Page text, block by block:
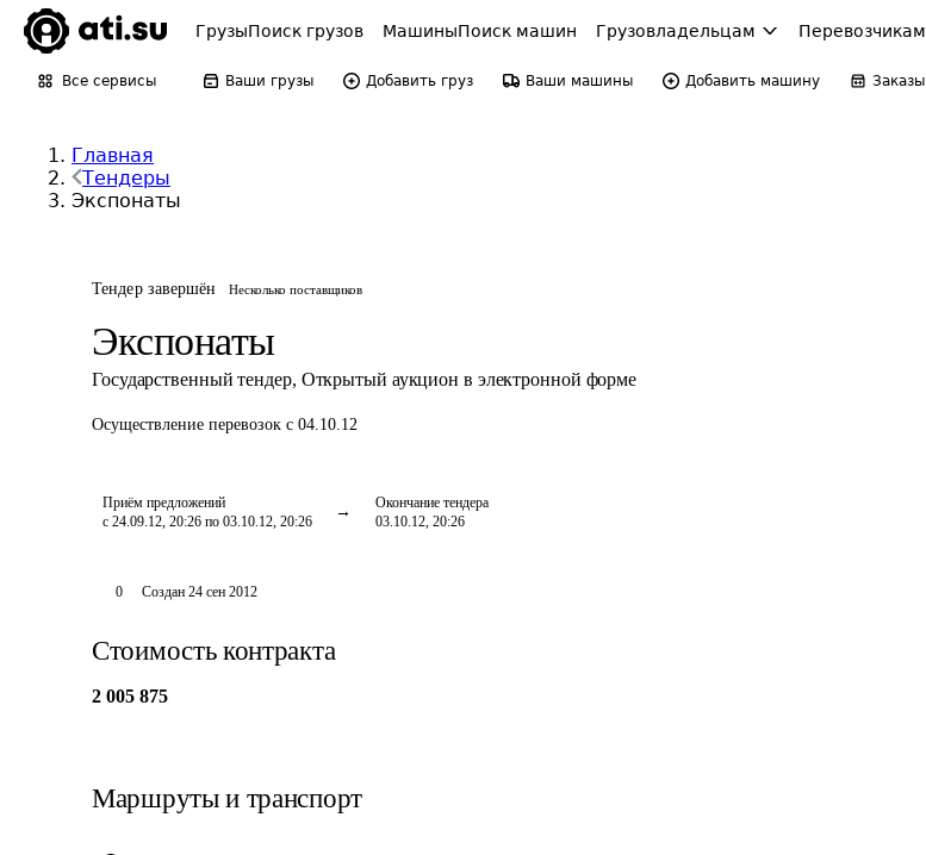
ГрузыПоиск грузов МашиныПоиск машин Грузовладельцам Перевозчикам
Все сервисы Ваши грузы Добавить груз Ваши машины Добавить машину Заказы
Главная
Тендеры
Экспонаты
Тендер завершён Несколько поставщиков
Экспонаты
Государственный тендер, Открытый аукцион в электронной форме
Осуществление перевозок с 04.10.12
Приём предложений
с 24.09.12, 20:26 по 03.10.12, 20:26
Окончание тендера
03.10.12, 20:26
0 Создан 24 сен 2012
Стоимость контракта
2 005 875
Маршруты и транспорт